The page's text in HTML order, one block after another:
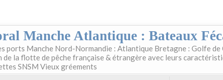
Manche Atlantique : Bateaux
ports Manche Nord-Normandie : Atlantique Bretagne : Golfe
de la flotte de pêche française & étrangère avec leurs
SNSM Vieux gréements